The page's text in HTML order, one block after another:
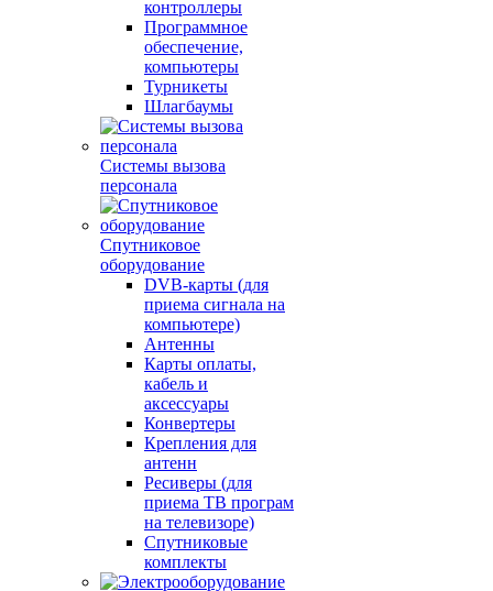
контроллеры
Программное
обеспечение,
компьютеры
Турникеты
Шлагбаумы
Системы вызова
персонала
Спутниковое
оборудование
DVB-карты (для
приема сигнала на
компьютере)
Антенны
Карты оплаты,
кабель и
аксессуары
Конвертеры
Крепления для
антенн
Ресиверы (для
приема ТВ програм
на телевизоре)
Спутниковые
комплекты